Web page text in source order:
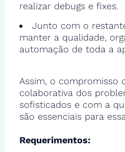
realizar debugs e fixes.
Junto com o
manter a qualidade,
automação de toda a
Assim, o compromisso
colaborativa dos
sofisticados e com a
são essenciais para
Requerimentos: